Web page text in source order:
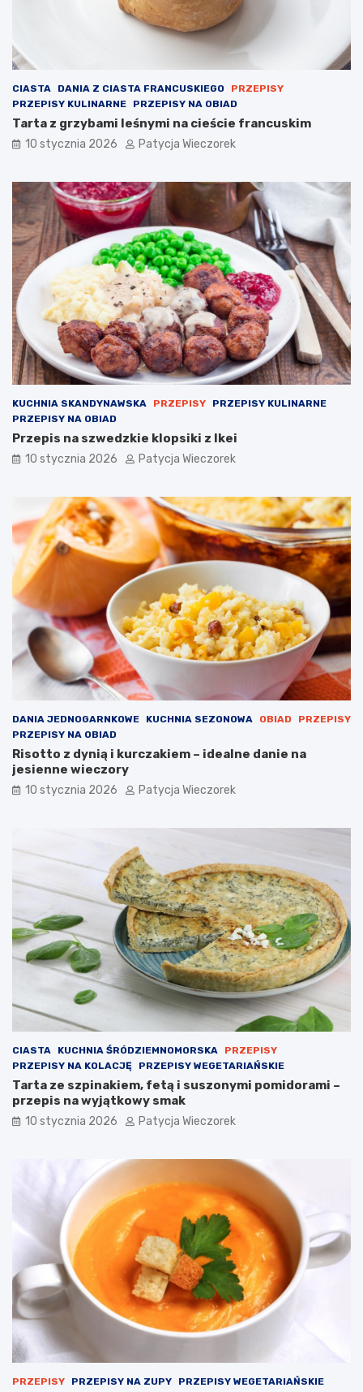
CIASTA DANIA Z CIASTA FRANCUSKIEGO
PRZEPISY
PRZEPISY KULINARNE
PRZEPISY NA OBIAD
Tarta z grzybami leśnymi na cieście francuskim
10 stycznia 2026 Patycja Wieczorek
KUCHNIA SKANDYNAWSKA PRZEPISY
PRZEPISY KULINARNE
PRZEPISY NA OBIAD
Przepis na szwedzkie klopsiki z Ikei
10 stycznia 2026 Patycja Wieczorek
DANIA JEDNOGARNKOWE KUCHNIA SEZONOWA OBIAD
PRZEPISY
PRZEPISY NA OBIAD
Risotto z dynią i kurczakiem – idealne danie na
jesienne wieczory
10 stycznia 2026 Patycja Wieczorek
CIASTA KUCHNIA ŚRÓDZIEMNOMORSKA
PRZEPISY
PRZEPISY NA KOLACJĘ
PRZEPISY WEGETARIAŃSKIE
Tarta ze szpinakiem, fetą i suszonymi pomidorami –
przepis na wyjątkowy smak
10 stycznia 2026 Patycja Wieczorek
PRZEPISY PRZEPISY NA ZUPY
PRZEPISY WEGETARIAŃSKIE